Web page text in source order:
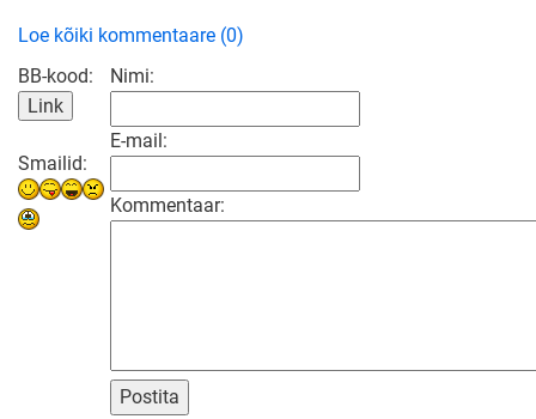
Loe kõiki kommentaare (0)
BB-kood:
Smailid:
Nimi:
E-mail:
Kommentaar:
Postita